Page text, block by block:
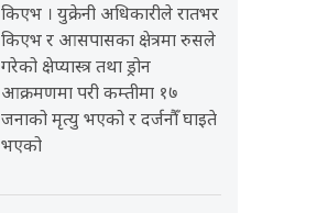
किएभ । युक्रेनी अधिकारीले रातभर
किएभ र आसपासका क्षेत्रमा रुसले
गरेको क्षेप्यास्त्र तथा ड्रोन
आक्रमणमा परी कम्तीमा १७
जनाको मृत्यु भएको र दर्जनौँ घाइते
भएको